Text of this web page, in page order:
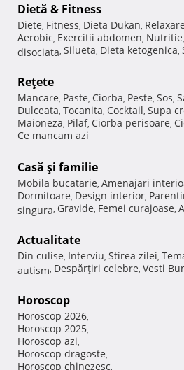
Dietă & Fitness
Diete, Fitness, Dieta Dukan, Relaxare
Aerobic, Exercitii abdomen, Nutritie,
disociata, Silueta, Dieta ketogenica,
Reţete
Mancare, Paste, Ciorba, Peste, Sos,
Dulceata, Tocanita, Cocktail, Supa
Maioneza, Pilaf, Ciorba perisoare,
Ce mancam azi
Casă şi familie
Mobila bucatarie, Amenajari
Dormitoare, Design interior,
singura, Gravide, Femei curajoase,
Actualitate
Din culise, Interviu, Stirea zilei,
autism, Despărţiri celebre, Vesti
Horoscop
Horoscop 2026,
Horoscop 2025,
Horoscop azi,
Horoscop dragoste,
Horoscop chinezesc,